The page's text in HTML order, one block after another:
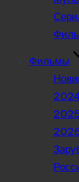
Фильмы